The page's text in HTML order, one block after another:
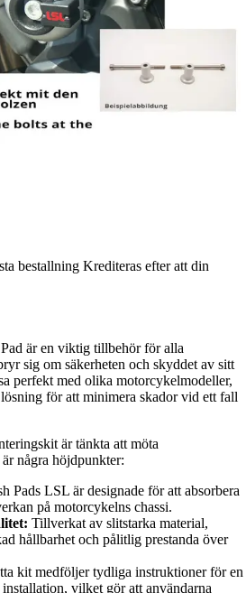
bestallning Krediteras efter att din
är en viktig tillbehör för alla
sig om säkerheten och skyddet av sitt
perfekt med olika motorcykelmodeller,
för att minimera skador vid ett fall
är tänkta att möta
några höjdpunkter:
Pads LSL är designade för att absorbera
på motorcykelns chassi.
Tillverkat av slitstarka material,
hållbarhet och pålitlig prestanda över
kit medföljer tydliga instruktioner för en
vilket gör att användarna